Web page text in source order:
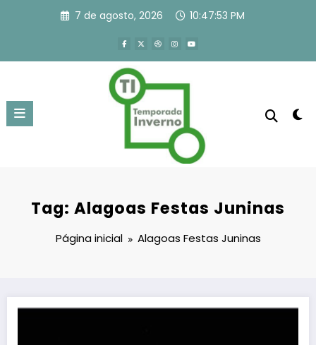
7 de agosto, 2026 10:47:53 PM
Tag: Alagoas Festas Juninas
Página inicial Alagoas Festas Juninas